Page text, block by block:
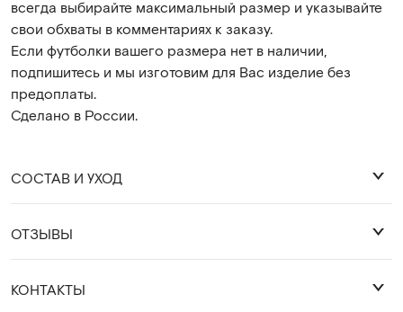
всегда выбирайте максимальный размер и указывайте
свои обхваты в комментариях к заказу.
Если футболки вашего размера нет в наличии,
подпишитесь и мы изготовим для Вас изделие без
предоплаты.
Сделано в России.
СОСТАВ И УХОД
хлопок 92%, лайкра 8%. Декор ручной работы:
ОТЗЫВЫ
КОНТАКТЫ